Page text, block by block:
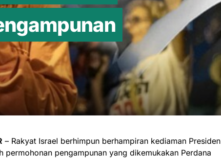
– Rakyat Israel berhimpun berhampiran kediaman Presiden
permohonan pengampunan yang dikemukakan Perdana